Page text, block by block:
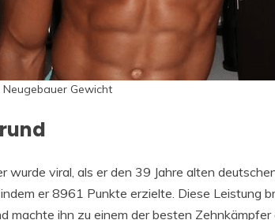
Neugebauer Gewicht
wurde viral, als er den 39 Jahre alten
er 8961 Punkte erzielte. Diese Leistung
machte ihn zu einem der besten Zehnkämpfer